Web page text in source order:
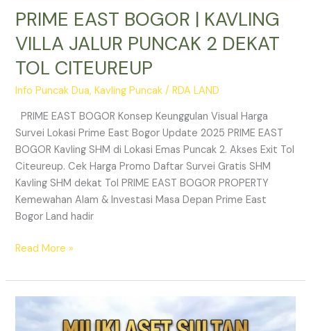
PRIME EAST BOGOR | KAVLING
VILLA JALUR PUNCAK 2 DEKAT
TOL CITEUREUP
Info Puncak Dua,Kavling Puncak /RDA LAND
PRIME EAST BOGOR Konsep Keunggulan Visual Harga
Survei Lokasi Prime East Bogor Update 2025 PRIME EAST
BOGOR Kavling SHM di Lokasi Emas Puncak 2. Akses Exit Tol
Citeureup. Cek Harga Promo Daftar Survei Gratis SHM
Kavling SHM dekat Tol PRIME EAST BOGOR PROPERTY
Kemewahan Alam & Investasi Masa Depan Prime East
Bogor Land hadir
Read More »
Tanah